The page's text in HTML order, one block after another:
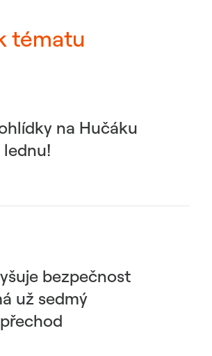
tématu
na Hučáku
lednu!
bezpečnost
už sedmý